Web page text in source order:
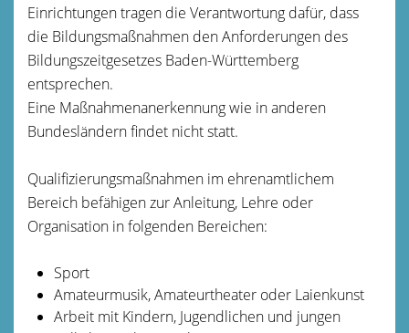
Einrichtungen tragen die Verantwortung dafür, dass
die Bildungsmaßnahmen den Anforderungen des
Bildungszeitgesetzes Baden-Württemberg
entsprechen.
Eine Maßnahmenanerkennung wie in anderen
Bundesländern findet nicht statt.
Qualifizierungsmaßnahmen im ehrenamtlichem
Bereich befähigen zur Anleitung, Lehre oder
Organisation in folgenden Bereichen:
Sport
Amateurmusik, Amateurtheater oder Laienkunst
Arbeit mit Kindern, Jugendlichen und jungen